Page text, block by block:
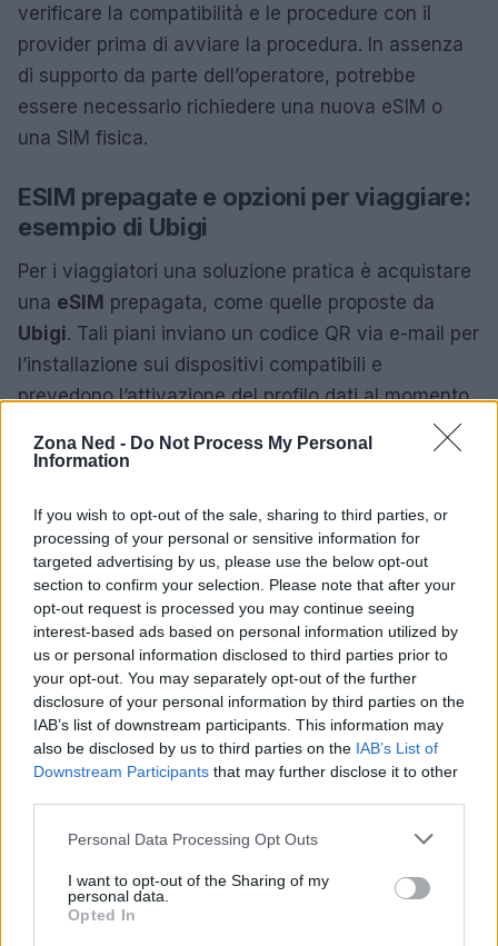
Zona Ned - Do Not Process My Personal
Information
If you wish to opt-out of the sale, sharing to third parties, or
processing of your personal or sensitive information for
targeted advertising by us, please use the below opt-out
section to confirm your selection. Please note that after your
opt-out request is processed you may continue seeing
interest-based ads based on personal information utilized by
us or personal information disclosed to third parties prior to
your opt-out. You may separately opt-out of the further
disclosure of your personal information by third parties on the
IAB’s list of downstream participants. This information may
also be disclosed by us to third parties on the IAB’s List of
Downstream Participants that may further disclose it to other
Please note that this website/app uses one or more Google
not limited to your visit or usage behaviour. You may click to
grant or deny consent to Google and its third-party tags to
use your data for below specified purposes in below Google
Personal Data Processing Opt Outs
I want to opt-out of the Sharing of my
personal data.
Opted In
verificare la compatibilità e le procedure con il
provider prima di avviare la procedura. In assenza
di supporto da parte dell’operatore, potrebbe
essere necessario richiedere una nuova eSIM o
una SIM fisica.
ESIM prepagate e opzioni per viaggiare:
esempio di Ubigi
Per i viaggiatori una soluzione pratica è acquistare
una eSIM prepagata, come quelle proposte da
Ubigi. Tali piani inviano un codice QR via e-mail per
l’installazione sui dispositivi compatibili e
prevedono l’attivazione del profilo dati al momento
Smartstart. Un esempio è il piano per la Corea del
indicativo, con attivazione immediata e possibilità
di ricarica dall’app del fornitore. Questo approccio
consente di preservare il numero principale e di
usare una soluzione dati locale senza interventi
complessi durante il viaggio.
Vantaggi delle eSIM internazionali
Questo approccio consente di mantenere il numero
principale e di usare una soluzione dati locale
senza interventi complessi durante il viaggio. Le
internazionali permettono attivazioni rapide
destinazioni. I costi risultano spesso inferiori
rispetto al roaming tradizionale e molte offerte